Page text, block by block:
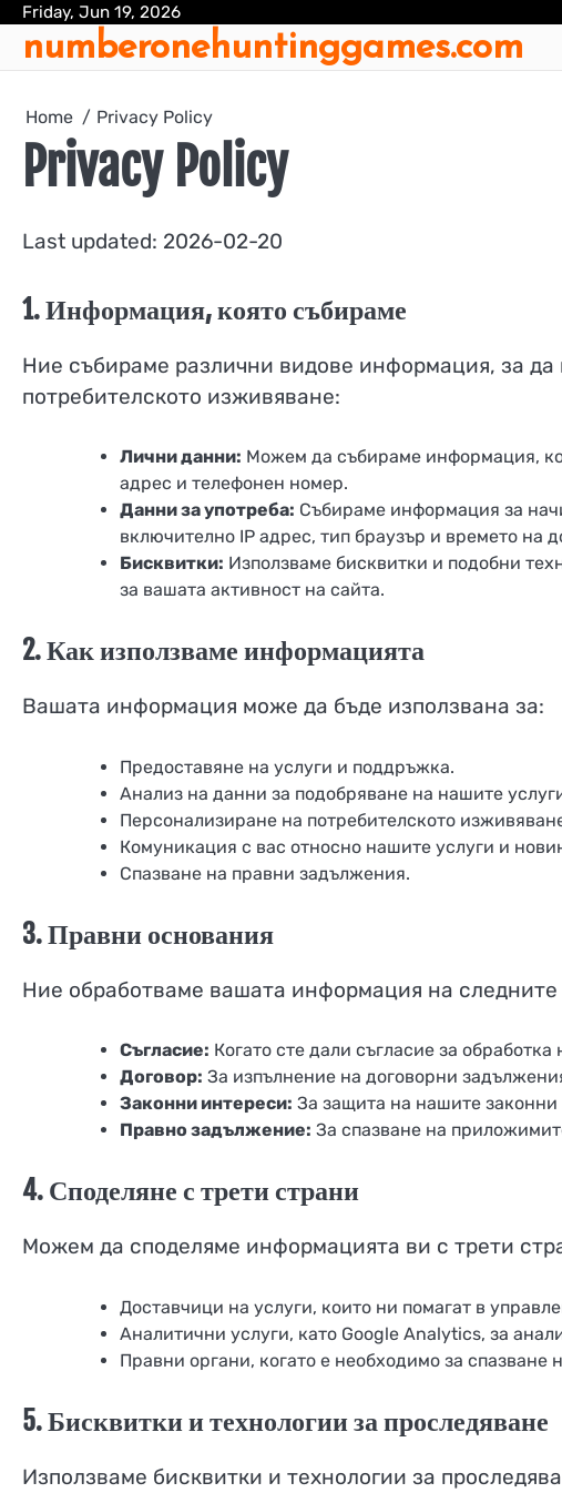
Skip
content
Friday, Jun 19, 2026
numberonehuntinggames.com
Home Privacy Policy
Privacy Policy
Last updated: 2026-02-20
1. Информация, която събираме
Ние събираме различни видове информация, за
потребителското изживяване:
Лични данни: Можем да събираме информация,
адрес и телефонен номер.
Данни за употреба: Събираме информация за
включително IP адрес, тип браузър и времето на
Бисквитки: Използваме бисквитки и подобни
за вашата активност на сайта.
2. Как използваме информацията
Вашата информация може да бъде използвана за:
Предоставяне на услуги и поддръжка.
Анализ на данни за подобряване на нашите
Персонализиране на потребителското
Комуникация с вас относно нашите услуги и
Спазване на правни задължения.
3. Правни основания
Ние обработваме вашата информация на следните
Съгласие: Когато сте дали съгласие за
Договор: За изпълнение на договорни
Законни интереси: За защита на нашите законни
Правно задължение: За спазване на
4. Споделяне с трети страни
Можем да споделяме информацията ви с трети
Доставчици на услуги, които ни помагат в
Аналитични услуги, като Google Analytics, за
Правни органи, когато е необходимо за спазване
5. Бисквитки и технологии за проследяване
Използваме бисквитки и технологии за